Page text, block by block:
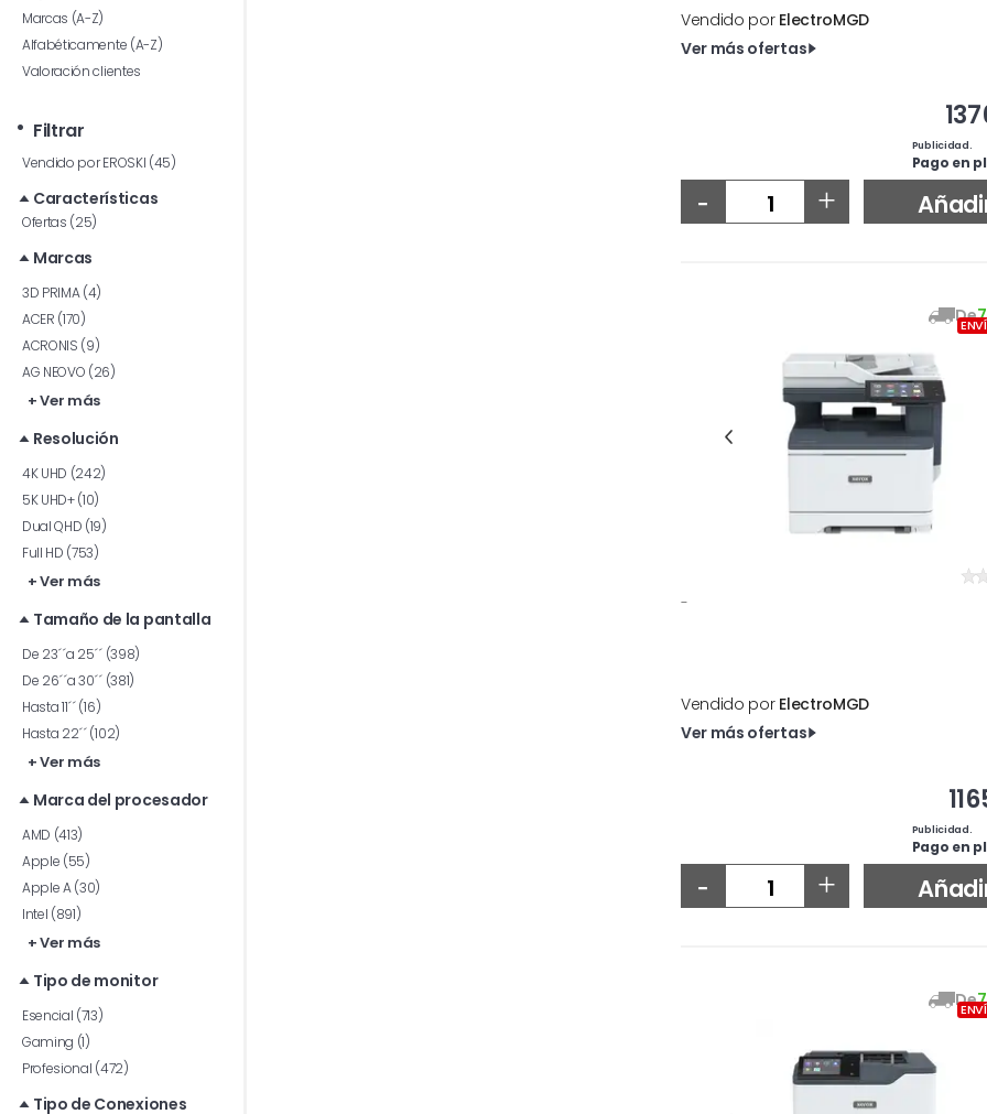
Marcas (A-Z)
Alfabéticamente (A-Z)
Valoración clientes
Filtrar
Vendido por EROSKI (45)
Características
Ofertas (25)
Marcas
3D PRIMA (4)
ACER (170)
ACRONIS (9)
AG NEOVO (26)
+ Ver más
Resolución
4K UHD (242)
5K UHD+ (10)
Dual QHD (19)
Full HD (753)
+ Ver más
Tamaño de la pantalla
De 23´´a 25´´ (398)
De 26´´a 30´´ (381)
Hasta 11´´ (16)
Hasta 22´´ (102)
+ Ver más
Marca del procesador
AMD (413)
Apple (55)
Apple A (30)
Intel (891)
+ Ver más
Tipo de monitor
Esencial (713)
Gaming (1)
Profesional (472)
Tipo de Conexiones
Vendido por ElectroMGD
Ver más ofertas
Publicidad.
Pago en
- +
De7
-
Vendido por ElectroMGD
Ver más ofertas
Publicidad.
Pago en
- +
De7